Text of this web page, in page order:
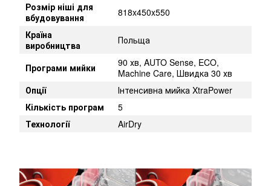
Розмір ніші для
вбудовування
818x450x550
Країна
виробництва
Польща
Програми мийки
90 хв, AUTO Sense, ECO,
Machine Care, Швидка 30 хв
Опції
Інтенсивна мийка XtraPower
Кількість програм
5
Технології
AirDry